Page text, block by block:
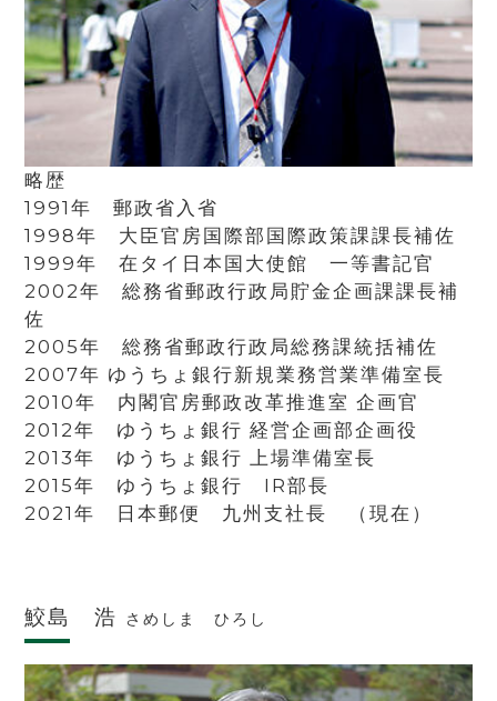
略歴
1991年 郵政省入省
1998年 大臣官房国際部国際政策課課長補佐
1999年 在タイ日本国大使館 一等書記官
2002年 総務省郵政行政局貯金企画課課長補
佐
2005年 総務省郵政行政局総務課統括補佐
2007年 ゆうちょ銀行新規業務営業準備室長
2010年 内閣官房郵政改革推進室 企画官
2012年 ゆうちょ銀行 経営企画部企画役
2013年 ゆうちょ銀行 上場準備室長
2015年 ゆうちょ銀行 IR部長
2021年 日本郵便 九州支社長 （現在）
鮫島 浩 さめしま ひろし